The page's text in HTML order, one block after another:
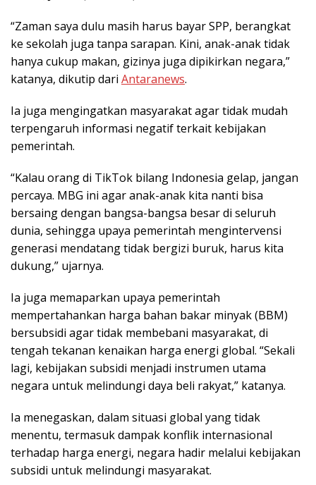
“Zaman saya dulu masih harus bayar SPP, berangkat
ke sekolah juga tanpa sarapan. Kini, anak-anak tidak
hanya cukup makan, gizinya juga dipikirkan negara,”
katanya, dikutip dari Antaranews.
Ia juga mengingatkan masyarakat agar tidak mudah
terpengaruh informasi negatif terkait kebijakan
pemerintah.
“Kalau orang di TikTok bilang Indonesia gelap, jangan
percaya. MBG ini agar anak-anak kita nanti bisa
bersaing dengan bangsa-bangsa besar di seluruh
dunia, sehingga upaya pemerintah mengintervensi
generasi mendatang tidak bergizi buruk, harus kita
dukung,” ujarnya.
Ia juga memaparkan upaya pemerintah
mempertahankan harga bahan bakar minyak (BBM)
bersubsidi agar tidak membebani masyarakat, di
tengah tekanan kenaikan harga energi global. “Sekali
lagi, kebijakan subsidi menjadi instrumen utama
negara untuk melindungi daya beli rakyat,” katanya.
Ia menegaskan, dalam situasi global yang tidak
menentu, termasuk dampak konflik internasional
terhadap harga energi, negara hadir melalui kebijakan
subsidi untuk melindungi masyarakat.